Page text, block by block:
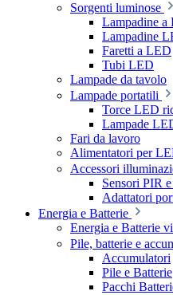
Sorgenti luminose
Lampadine
Lampadine
Faretti a LED
Tubi LED
Lampade da tavolo
Lampade portatili
Torce LED
Lampade
Fari da lavoro
Alimentatori per
Accessori
Sensori PIR
Adattatori
Energia e Batterie
Energia e Batterie
Pile, batterie e
Accumulatori
Pile e Batterie
Pacchi